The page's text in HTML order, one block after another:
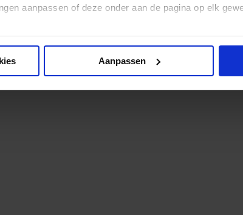
aanpassen of deze onder aan de pagina op elk
Aanpassen